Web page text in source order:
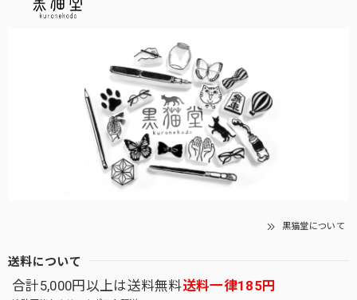
黒猫堂について
送料について
合計5,000円以上は送料無料送料一律185円